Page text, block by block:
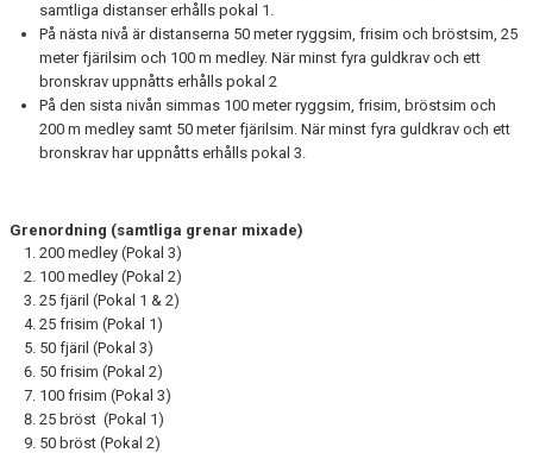
samtliga distanser erhålls pokal 1.
På nästa nivå är distanserna 50 meter ryggsim, frisim och bröstsim, 25
meter fjärilsim och 100 m medley. När minst fyra guldkrav och ett
bronskrav uppnåtts erhålls pokal 2
På den sista nivån simmas 100 meter ryggsim, frisim, bröstsim och
200 m medley samt 50 meter fjärilsim. När minst fyra guldkrav och ett
bronskrav har uppnåtts erhålls pokal 3.
Grenordning (samtliga grenar mixade)
200 medley (Pokal 3)
100 medley (Pokal 2)
25 fjäril (Pokal 1 & 2)
25 frisim (Pokal 1)
50 fjäril (Pokal 3)
50 frisim (Pokal 2)
100 frisim (Pokal 3)
25 bröst (Pokal 1)
50 bröst (Pokal 2)